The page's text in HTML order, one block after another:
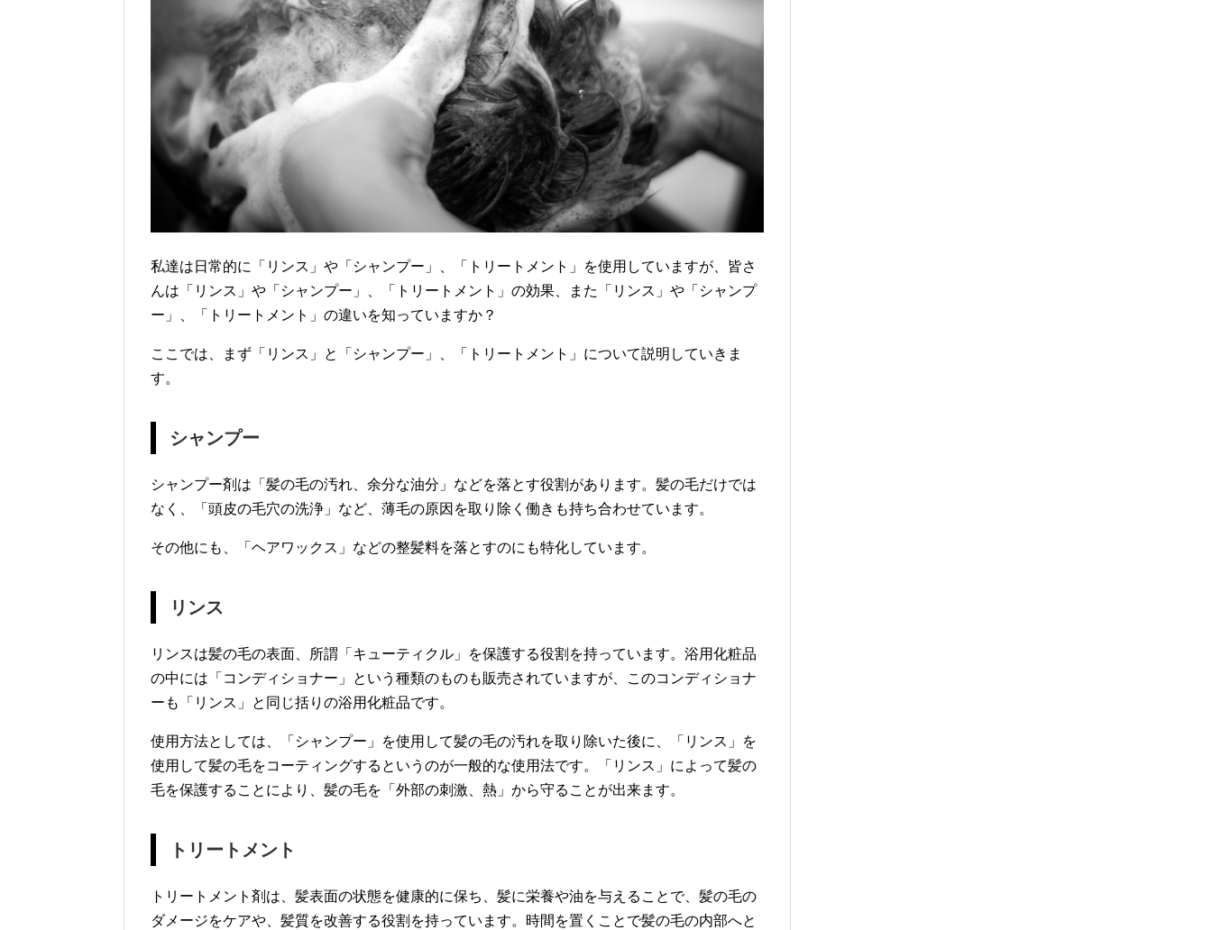
私達は日常的に「リンス」や「シャンプー」、「トリートメント」を使用していますが、皆さ
んは「リンス」や「シャンプー」、「トリートメント」の効果、また「リンス」や「シャンプ
ー」、「トリートメント」の違いを知っていますか？
ここでは、まず「リンス」と「シャンプー」、「トリートメント」について説明していきま
す。
シャンプー
シャンプー剤は「髪の毛の汚れ、余分な油分」などを落とす役割があります。髪の毛だけでは
なく、「頭皮の毛穴の洗浄」など、薄毛の原因を取り除く働きも持ち合わせています。
その他にも、「ヘアワックス」などの整髪料を落とすのにも特化しています。
リンス
リンスは髪の毛の表面、所謂「キューティクル」を保護する役割を持っています。浴用化粧品
の中には「コンディショナー」という種類のものも販売されていますが、このコンディショナ
ーも「リンス」と同じ括りの浴用化粧品です。
使用方法としては、「シャンプー」を使用して髪の毛の汚れを取り除いた後に、「リンス」を
使用して髪の毛をコーティングするというのが一般的な使用法です。「リンス」によって髪の
毛を保護することにより、髪の毛を「外部の刺激、熱」から守ることが出来ます。
トリートメント
トリートメント剤は、髪表面の状態を健康的に保ち、髪に栄養や油を与えることで、髪の毛の
ダメージをケアや、髪質を改善する役割を持っています。時間を置くことで髪の毛の内部へと